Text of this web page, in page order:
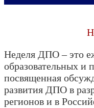
Неделя ДПО – это
образовательных и
посвященная
развития ДПО в
регионов и в